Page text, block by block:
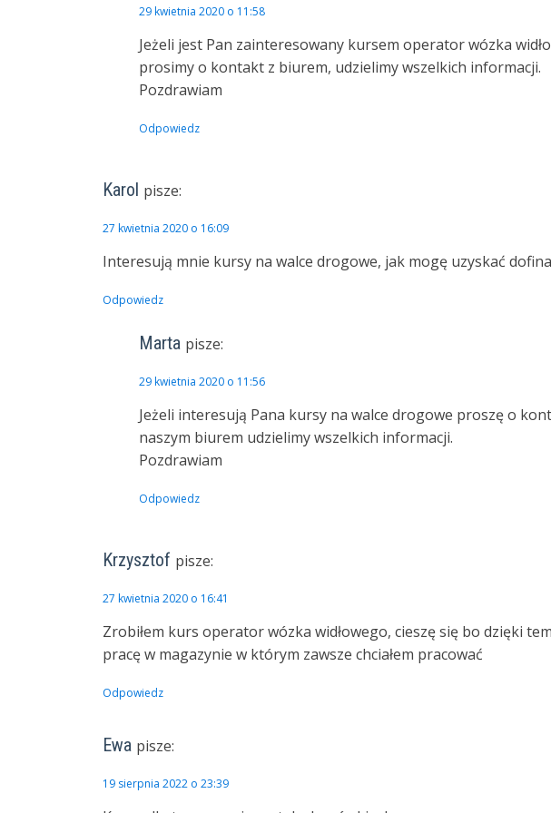
29 kwietnia 2020 o 11:58
Jeżeli jest Pan zainteresowany kursem operator wózka
prosimy o kontakt z biurem, udzielimy wszelkich informacji.
Pozdrawiam
Odpowiedz
Karol pisze:
27 kwietnia 2020 o 16:09
Interesują mnie kursy na walce drogowe, jak mogę uzyskać
Odpowiedz
Marta pisze:
29 kwietnia 2020 o 11:56
Jeżeli interesują Pana kursy na walce drogowe proszę o
naszym biurem udzielimy wszelkich informacji.
Pozdrawiam
Odpowiedz
Krzysztof pisze:
27 kwietnia 2020 o 16:41
Zrobiłem kurs operator wózka widłowego, cieszę się bo dzięki
pracę w magazynie w którym zawsze chciałem pracować
Odpowiedz
Ewa pisze:
19 sierpnia 2022 o 23:39